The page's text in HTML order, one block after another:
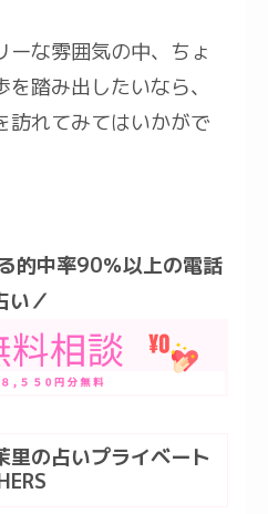
ーな雰囲気の中、ちょ
踏み出したいなら、
訪れてみてはいかがで
的中率90％以上の電話
い／
里の占いプライベート